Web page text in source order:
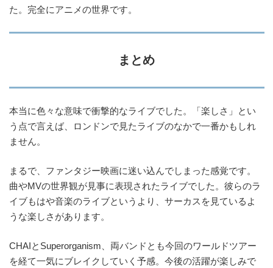
た。完全にアニメの世界です。
まとめ
本当に色々な意味で衝撃的なライブでした。「楽しさ」とい
う点で言えば、ロンドンで見たライブのなかで一番かもしれ
ません。
まるで、ファンタジー映画に迷い込んでしまった感覚です。
曲やMVの世界観が見事に表現されたライブでした。彼らのラ
イブもはや音楽のライブというより、サーカスを見ているよ
うな楽しさがあります。
CHAIとSuperorganism、両バンドとも今回のワールドツアー
を経て一気にブレイクしていく予感。今後の活躍が楽しみで